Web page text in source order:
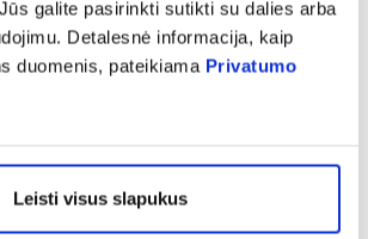
galite pasirinkti sutikti su dalies arba
Detalesnė informacija, kaip
duomenis, pateikiama Privatumo
Leisti visus slapukus